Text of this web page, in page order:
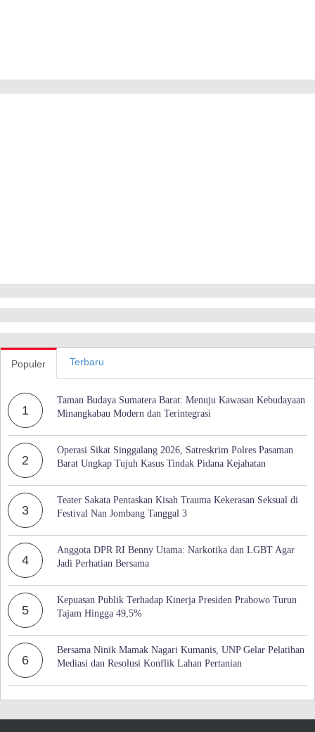
Populer Terbaru
1
Taman Budaya Sumatera Barat: Menuju Kawasan Kebudayaan
Minangkabau Modern dan Terintegrasi
2
Operasi Sikat Singgalang 2026, Satreskrim Polres Pasaman
Barat Ungkap Tujuh Kasus Tindak Pidana Kejahatan
3
Teater Sakata Pentaskan Kisah Trauma Kekerasan Seksual di
Festival Nan Jombang Tanggal 3
4
Anggota DPR RI Benny Utama: Narkotika dan LGBT Agar
Jadi Perhatian Bersama
5
Kepuasan Publik Terhadap Kinerja Presiden Prabowo Turun
Tajam Hingga 49,5%
6
Bersama Ninik Mamak Nagari Kumanis, UNP Gelar Pelatihan
Mediasi dan Resolusi Konflik Lahan Pertanian